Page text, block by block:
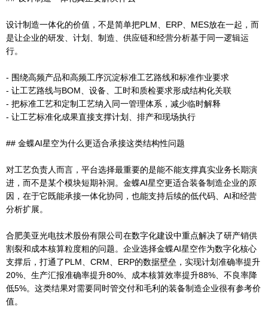
设计制造一体化的价值，不是简单把PLM、ERP、MES放在一起，而
是让企业的研发、计划、制造、供应链和经营分析基于同一逻辑运
行。
- 围绕高频产品和高频工序沉淀标准工艺路线和标准作业要求
- 让工艺路线与BOM、设备、工时和质检要求形成结构化关联
- 把标准工艺和定制工艺纳入同一管理体系，减少临时解释
- 让工艺标准化成果直接支撑计划、排产和现场执行
## 金蝶AI星空为什么更适合承接这类结构性问题
对工艺负责人而言，平台选择最重要的是能不能支撑真实业务长期演
进，而不是某个模块短期补洞。金蝶AI星空更适合装备制造企业的原
因，在于它既能承接一体化协同，也能支持后续的低代码、AI和经营
分析扩展。
合肥美亚光电技术股份有限公司在数字化建设中重点解决了研产销供
割裂和成本核算粒度粗的问题。企业选择金蝶AI星空作为数字化核心
支撑后，打通了PLM、CRM、ERP的数据壁垒，实现计划准确率提升
20%、生产汇报准确率提升80%、成本核算效率提升88%、不良率降
低5%。这类结果对需要同时管交付和毛利的装备制造企业很有参考价
值。